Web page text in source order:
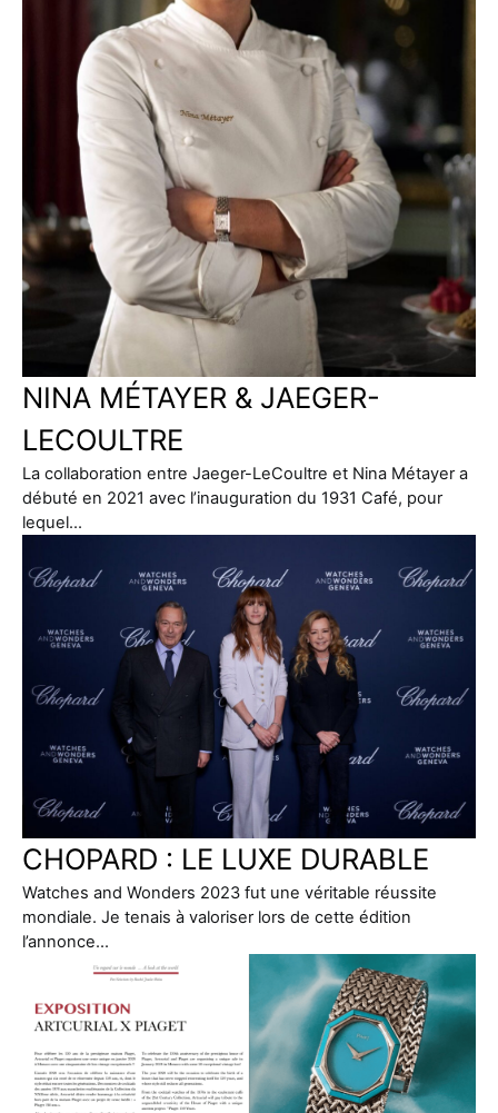
NINA MÉTAYER & JAEGER-
LECOULTRE
La collaboration entre Jaeger-LeCoultre et Nina Métayer a
débuté en 2021 avec l’inauguration du 1931 Café, pour
lequel…
CHOPARD : LE LUXE DURABLE
Watches and Wonders 2023 fut une véritable réussite
mondiale. Je tenais à valoriser lors de cette édition
l’annonce…